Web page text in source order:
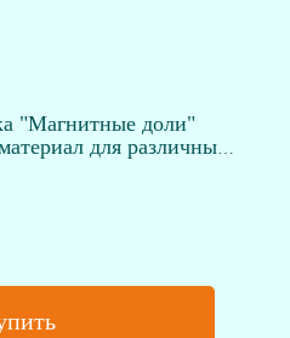
"Магнитные доли"
для различных